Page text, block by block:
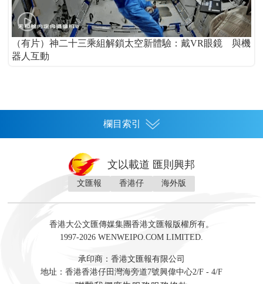
（有片）神二十三乘組解鎖太空新體驗：戴VR眼鏡 與機
器人互動
欄目索引
灣區人
財經 地產 投資 財評 數字經濟
訪談 直播 經湋論
藝術 文學
文以載道 匯則興邦
文匯報 香港仔 海外版
香港大公文匯傳媒集團香港文匯報版權所有。
1997-2026 WENWEIPO.COM LIMITED.
承印商：香港文匯報有限公司
地址：香港香港仔田灣海旁道7號興偉中心2/F - 4/F